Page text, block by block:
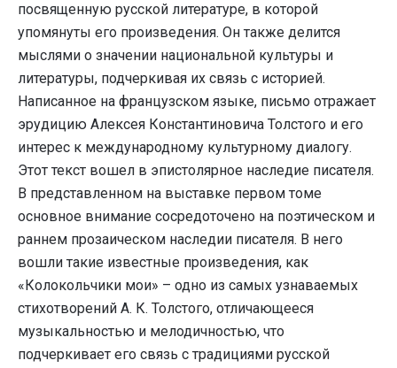
посвященную русской литературе, в которой
упомянуты его произведения. Он также делится
мыслями о значении национальной культуры и
литературы, подчеркивая их связь с историей.
Написанное на французском языке, письмо отражает
эрудицию Алексея Константиновича Толстого и его
интерес к международному культурному диалогу.
Этот текст вошел в эпистолярное наследие писателя.
В представленном на выставке первом томе
основное внимание сосредоточено на поэтическом и
раннем прозаическом наследии писателя. В него
вошли такие известные произведения, как
«Колокольчики мои» – одно из самых узнаваемых
стихотворений А. К. Толстого, отличающееся
музыкальностью и мелодичностью, что
подчеркивает его связь с традициями русской